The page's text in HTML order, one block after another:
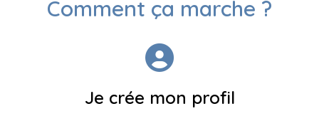
Comment ça marche ?
Je crée mon profil